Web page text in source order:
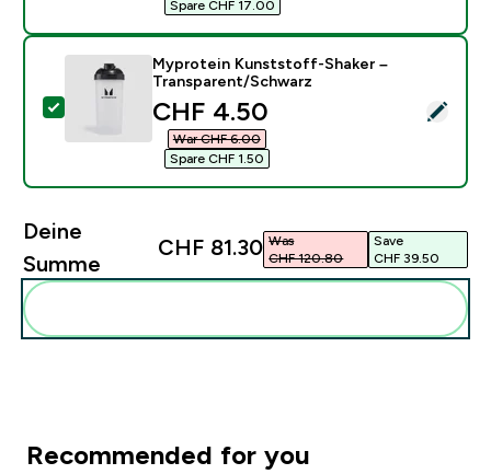
Spare CHF 17.00‎
Dieses Produkt ausw�hlen - Myprotein Kunststoff-
Myprotein Kunststoff-Shaker –
Transparent/Schwarz
discounted price
CHF 4.50‎
War CHF 6.00‎
Spare CHF 1.50‎
Deine
Summe
CHF 81.30‎ Was
CHF 120.80‎
Save
CHF 39.50‎
Recommended for you